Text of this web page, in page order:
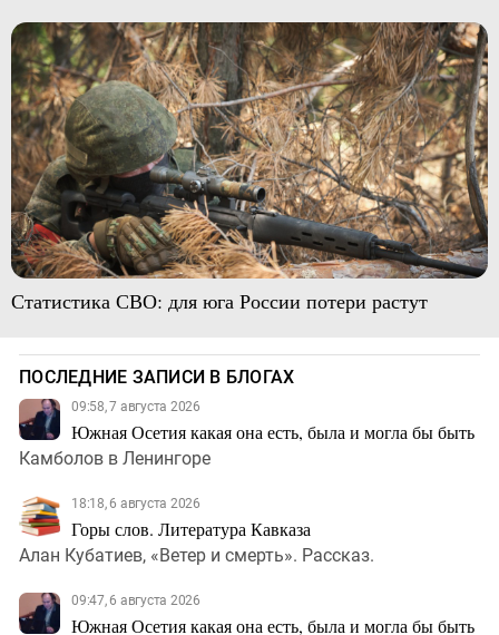
Статистика СВО: для юга России потери растут
ПОСЛЕДНИЕ ЗАПИСИ В БЛОГАХ
09:58, 7 августа 2026
Южная Осетия какая она есть, была и могла бы быть
Камболов в Ленингоре
18:18, 6 августа 2026
Горы слов. Литература Кавказа
Алан Кубатиев, «Ветер и смерть». Рассказ.
09:47, 6 августа 2026
Южная Осетия какая она есть, была и могла бы быть